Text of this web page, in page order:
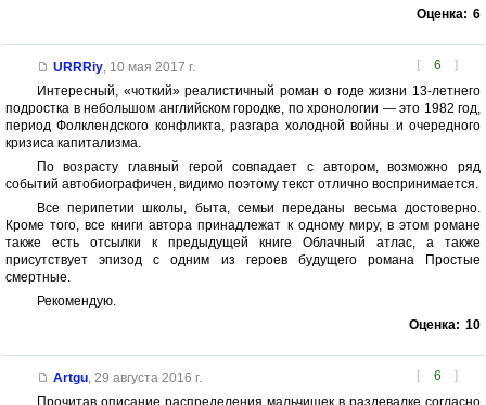
Оценка: 6
[ 6 ]
URRRiy, 10 мая 2017 г.
Интересный, «чоткий» реалистичный роман о годе жизни 13-летнего
подростка в небольшом английском городке, по хронологии — это 1982 год,
период Фолклендского конфликта, разгара холодной войны и очередного
кризиса капитализма.
По возрасту главный герой совпадает с автором, возможно ряд
событий автобиографичен, видимо поэтому текст отлично воспринимается.
Все перипетии школы, быта, семьи переданы весьма достоверно.
Кроме того, все книги автора принадлежат к одному миру, в этом романе
также есть отсылки к предыдущей книге Облачный атлас, а также
присутствует эпизод с одним из героев будущего романа Простые
смертные.
Рекомендую.
Оценка: 10
[ 6 ]
Artgu, 29 августа 2016 г.
Прочитав описание распределения мальчишек в раздевалке согласно